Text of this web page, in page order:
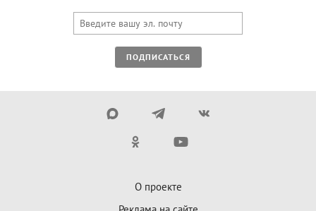
ПОДПИСАТЬСЯ
О проекте